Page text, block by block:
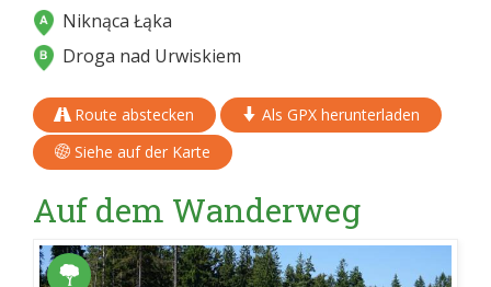
Niknąca Łąka
Droga nad Urwiskiem
Route abstecken
Als GPX herunterladen
Siehe auf der Karte
Auf dem Wanderweg